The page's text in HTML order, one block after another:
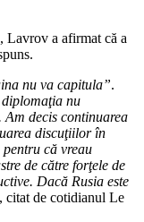
Lavrov a afirmat că a
nu va capitula”.
diplomaţia nu
Am decis continuarea
discuţiilor în
că vreau
de către forţele de
Dacă Rusia este
citat de cotidianul Le